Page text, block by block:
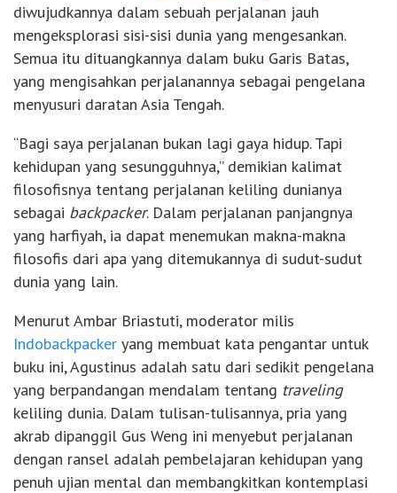
diwujudkannya dalam sebuah perjalanan jauh
mengeksplorasi sisi-sisi dunia yang mengesankan.
Semua itu dituangkannya dalam buku Garis Batas,
yang mengisahkan perjalanannya sebagai pengelana
menyusuri daratan Asia Tengah.
“Bagi saya perjalanan bukan lagi gaya hidup. Tapi
kehidupan yang sesungguhnya,” demikian kalimat
filosofisnya tentang perjalanan keliling dunianya
sebagai backpacker. Dalam perjalanan panjangnya
yang harfiyah, ia dapat menemukan makna-makna
filosofis dari apa yang ditemukannya di sudut-sudut
dunia yang lain.
Menurut Ambar Briastuti, moderator milis
Indobackpacker yang membuat kata pengantar untuk
buku ini, Agustinus adalah satu dari sedikit pengelana
yang berpandangan mendalam tentang traveling
keliling dunia. Dalam tulisan-tulisannya, pria yang
akrab dipanggil Gus Weng ini menyebut perjalanan
dengan ransel adalah pembelajaran kehidupan yang
penuh ujian mental dan membangkitkan kontemplasi